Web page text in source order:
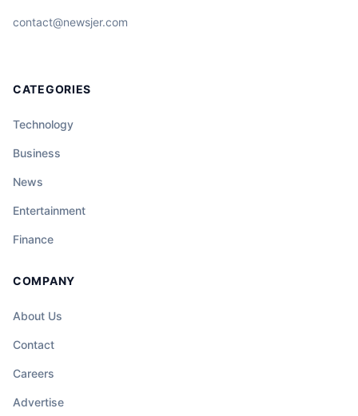
contact@newsjer.com
CATEGORIES
Technology
Business
News
Entertainment
Finance
COMPANY
About Us
Contact
Careers
Advertise